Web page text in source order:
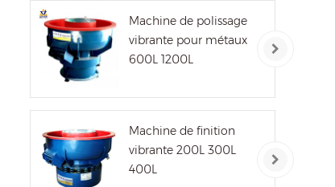
Machine de polissage
vibrante pour métaux
600L 1200L
Machine de finition
vibrante 200L 300L
400L